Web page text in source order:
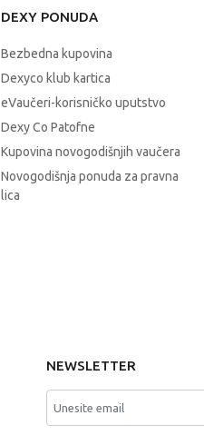
DEXY PONUDA
Bezbedna kupovina
Dexyco klub kartica
eVaučeri-korisničko uputstvo
Dexy Co Patofne
Kupovina novogodišnjih vaučera
Novogodišnja ponuda za pravna
lica
NEWSLETTER